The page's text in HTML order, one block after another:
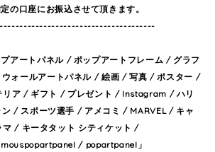
口座にお振込させて頂きます。
アートパネル / ポップアートフレーム / グラフ
ウォールアートパネル / 絵画 / 写真 / ポスター /
ア / ギフト / プレゼント / Instagram / ハリ
/ スポーツ選手 / アメコミ / MARVEL / キャ
/ キータタット シティケット /
/ popartpanel」